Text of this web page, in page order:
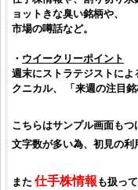
ョットきな臭い銘柄や、
市場の噂話など。
・ ウイークリーポイント
週末にストラテジストによ
クニカル、 「来週の注目
こちらはサンプル画面もつ
文字数が多い為、初見の利
また 仕手株情報も扱っ